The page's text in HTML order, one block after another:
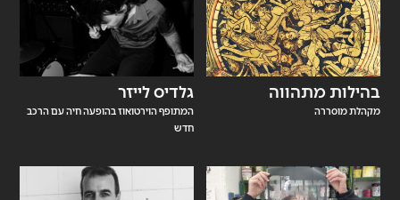
בהילות מתהווה
מקהלת מוסררה
גלדיס לייזר
המתופף הוירטואוז בהופעה חיה עם הרכב
חדש